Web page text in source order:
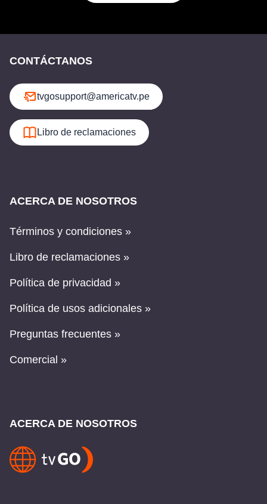
CONTÁCTANOS
tvgosupport@americatv.pe
Libro de reclamaciones
ACERCA DE NOSOTROS
Términos y condiciones »
Libro de reclamaciones »
Política de privacidad »
Política de usos adicionales »
Preguntas frecuentes »
Comercial »
ACERCA DE NOSOTROS